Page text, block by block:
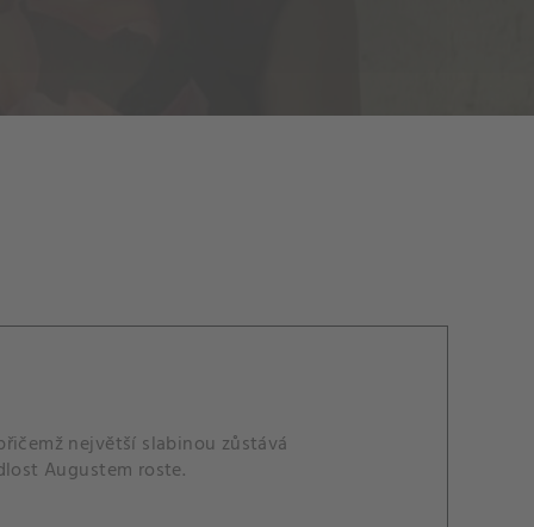
největší slabinou zůstává
Augustem roste.